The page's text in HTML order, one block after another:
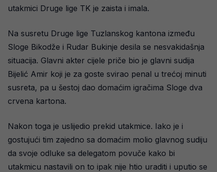
utakmici Druge lige TK je zaista i imala.
Na susretu Druge lige Tuzlanskog kantona između
Sloge Bikodže i Rudar Bukinje desila se nesvakidašnja
situacija. Glavni akter cijele priče bio je glavni sudija
Bijelić Amir koji je za goste svirao penal u trećoj minuti
susreta, pa u šestoj dao domaćim igračima Sloge dva
crvena kartona.
Nakon toga je uslijedio prekid utakmice. Iako je i
gostujući tim zajedno sa domaćim molio glavnog sudiju
da svoje odluke sa delegatom povuče kako bi
utakmicu nastavili on to ipak nije htio uraditi i uputio se